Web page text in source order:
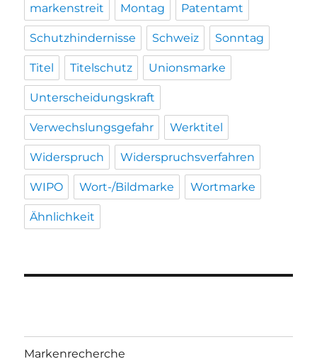
markenstreit Montag Patentamt
Schutzhindernisse Schweiz Sonntag
Titel Titelschutz Unionsmarke
Unterscheidungskraft
Verwechslungsgefahr Werktitel
Widerspruch Widerspruchsverfahren
WIPO Wort-/Bildmarke Wortmarke
Ähnlichkeit
Markenrecherche